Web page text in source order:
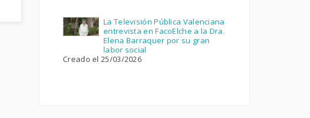
La Televisión Pública Valenciana
entrevista en FacoElche a la Dra.
Elena Barraquer por su gran
labor social
Creado el 25/03/2026